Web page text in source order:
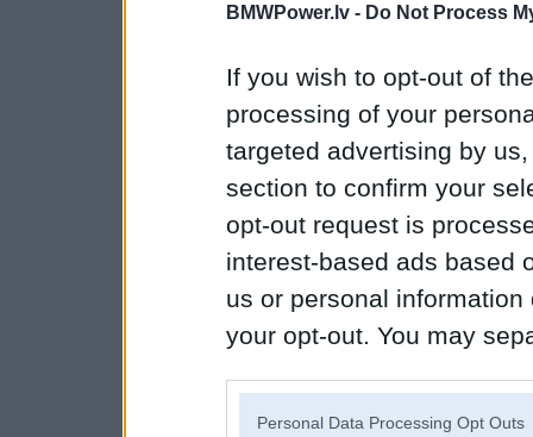
BMWPower.lv - Do Not Process
If you wish to opt-out of
processing of your
targeted advertising by
section to confirm your
opt-out request is
interest-based ads based
us or personal
your opt-out. You may
Personal Data Processing Opt Outs